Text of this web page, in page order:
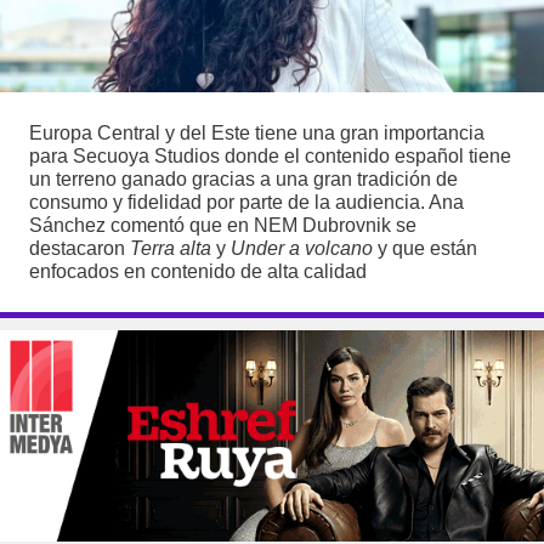
Europa Central y del Este tiene una gran importancia
para Secuoya Studios donde el contenido español tiene
un terreno ganado gracias a una gran tradición de
consumo y fidelidad por parte de la audiencia. Ana
Sánchez comentó que en NEM Dubrovnik se
destacaron Terra alta y Under a volcano y que están
enfocados en contenido de alta calidad